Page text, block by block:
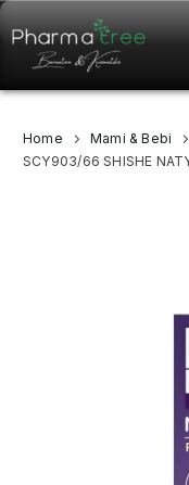
Home
Mami & Bebi
SCY903/66 SHISHE